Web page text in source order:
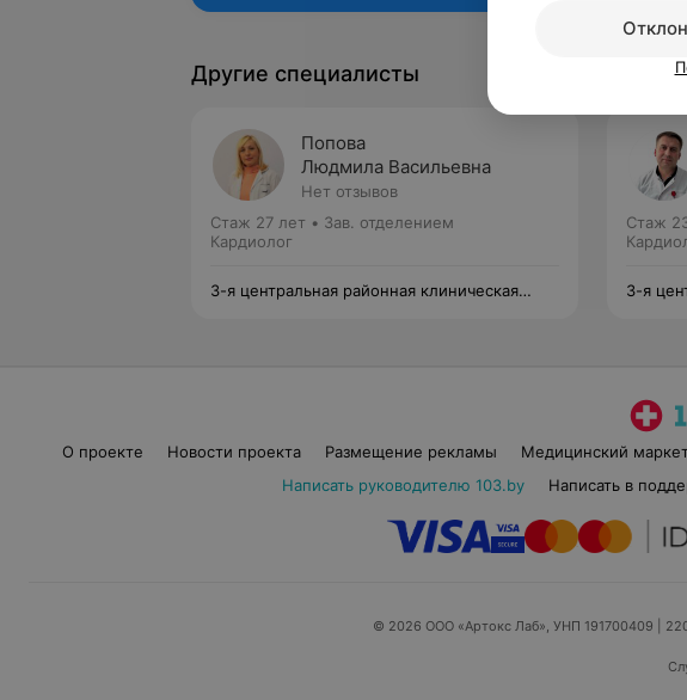
Другие специалисты
Попова
Людмила Васильевна
Нет отзывов
Стаж 27 лет • Зав. отделением
Кардиолог
3-я центральная районная клиническая
Стаж
3-я
О проекте Новости проекта Размещение рекламы Медицинский
Написать руководителю 103.by
Написать в
© 2026 ООО «Артокс Лаб», УНП 191700409 |